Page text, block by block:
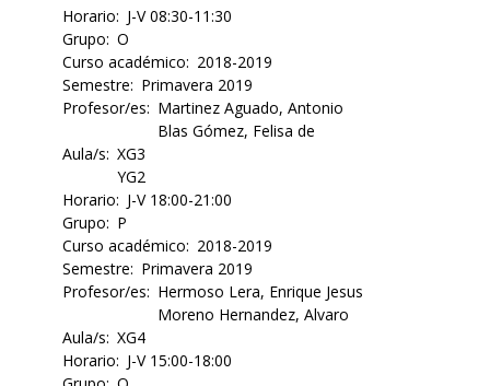
Horario
J-V 08:30-11:30
Grupo O
Curso académico
2018-2019
Semestre
Primavera 2019
Profesor/es
Martinez Aguado, Antonio
Blas Gómez, Felisa de
Aula/s XG3
YG2
Horario
J-V 18:00-21:00
Grupo
P
Curso académico
2018-2019
Semestre
Primavera 2019
Profesor/es
Hermoso Lera, Enrique Jesus
Moreno Hernandez, Alvaro
Aula/s XG4
Horario
J-V 15:00-18:00